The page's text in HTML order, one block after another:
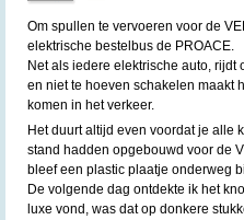
Om spullen te vervoeren voor de
elektrische bestelbus de PROACE.
Net als iedere elektrische auto,
en niet te hoeven schakelen maakt
komen in het verkeer.
Het duurt altijd even voordat je alle
stand hadden opgebouwd voor de
bleef een plastic plaatje onderweg
De volgende dag ontdekte ik het
luxe vond, was dat op donkere